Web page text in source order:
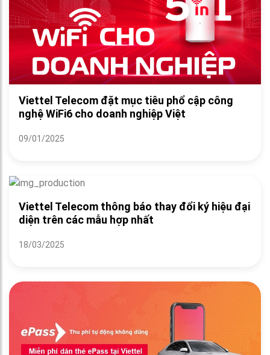
Viettel Telecom đặt mục tiêu phổ cập công
nghệ WiFi6 cho doanh nghiệp Việt
09/01/2025
Viettel Telecom thông báo thay đổi ký hiệu đại
diện trên các mẫu hợp nhất
18/03/2025